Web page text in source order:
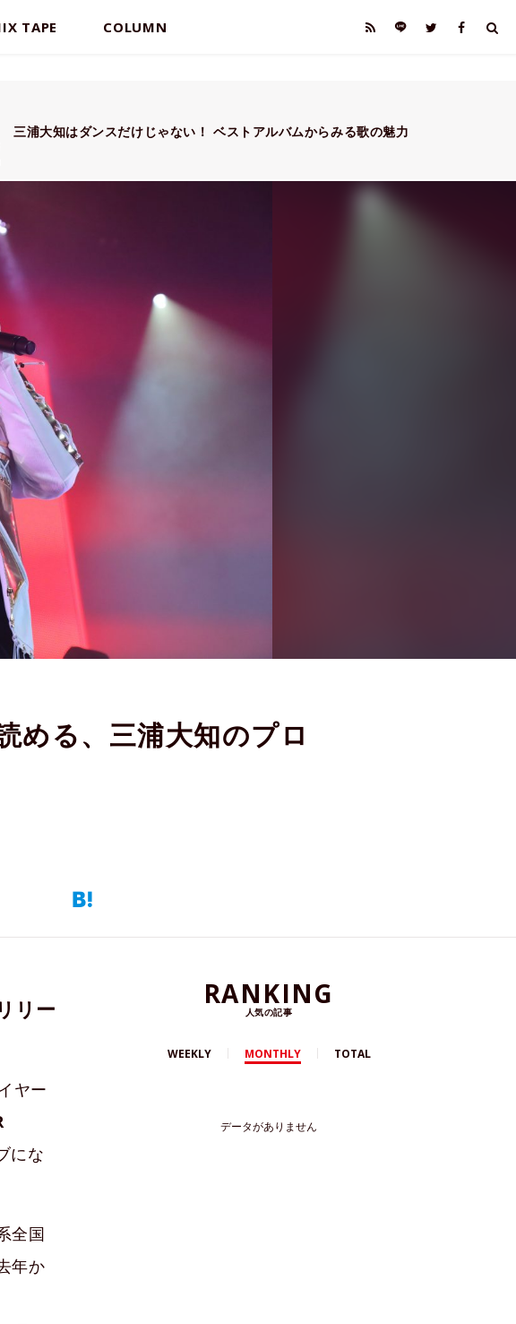
TAPE COLUMN
三浦大知はダンスだけじゃない！ ベストアルバムからみる歌の魅力
める、三浦大知のプロ
リー
ヤー
にな
全国
年か
RANKING
人気の記事
WEEKLY MONTHLY TOTAL
データがありません